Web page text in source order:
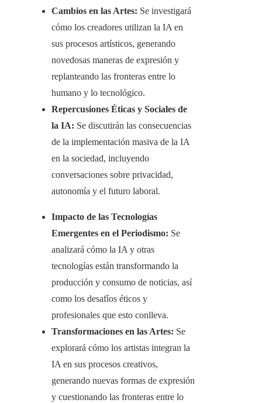
Cambios en las Artes: Se investigará
cómo los creadores utilizan la IA en
sus procesos artísticos, generando
novedosas maneras de expresión y
replanteando las fronteras entre lo
humano y lo tecnológico.​
Repercusiones Éticas y Sociales de
la IA: Se discutirán las consecuencias
de la implementación masiva de la IA
en la sociedad, incluyendo
conversaciones sobre privacidad,
autonomía y el futuro laboral.​
Impacto de las Tecnologías
Emergentes en el Periodismo: Se
analizará cómo la IA y otras
tecnologías están transformando la
producción y consumo de noticias, así
como los desafíos éticos y
profesionales que esto conlleva.​
Transformaciones en las Artes: Se
explorará cómo los artistas integran la
IA en sus procesos creativos,
generando nuevas formas de expresión
y cuestionando las fronteras entre lo